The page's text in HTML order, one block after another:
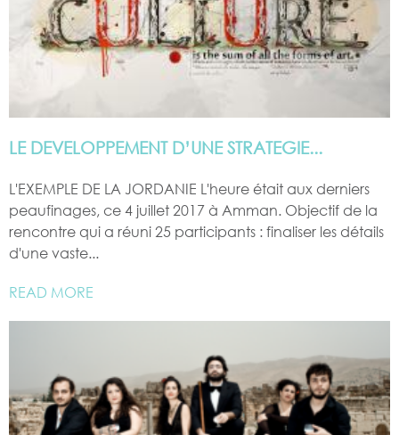
LE DEVELOPPEMENT D’UNE STRATEGIE...
L'EXEMPLE DE LA JORDANIE L'heure était aux derniers
peaufinages, ce 4 juillet 2017 à Amman. Objectif de la
rencontre qui a réuni 25 participants : finaliser les détails
d'une vaste...
READ MORE